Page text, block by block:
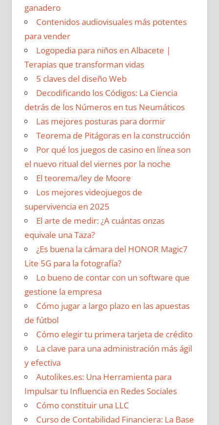
ganadero
Contenidos audiovisuales más potentes
para vender
Logopedia para niños en Albacete |
Terapias que transforman vidas
5 claves del diseño Web
Decodificando los Códigos: La Ciencia
detrás de los Números en tus Neumáticos
Las mejores posturas para dormir
Teorema de Pitágoras en la construcción
Por qué los juegos de casino en línea son
el nuevo ritual del viernes por la noche
El teorema/ley de Moore
Los mejores videojuegos de
supervivencia en 2025
El arte de medir: ¿A cuántas onzas
equivale una Taza?
¿Es buena la cámara del HONOR Magic7
Lite 5G para la fotografía?
Lo bueno de contar con un software que
gestione la empresa
Cómo jugar a largo plazo en las apuestas
de fútbol
Cómo elegir tu primera tarjeta de crédito
La clave para una administración más ágil
y efectiva
Autolikes.es: Una Herramienta para
Impulsar tu Influencia en Redes Sociales
Cómo constituir una LLC
Curso de Contabilidad Financiera: La Base